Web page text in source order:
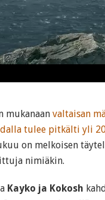
mukanaan valtaisan
tulee pitkälti yli
on melkoisen
nimiäkin.
Kayko ja Kokosh